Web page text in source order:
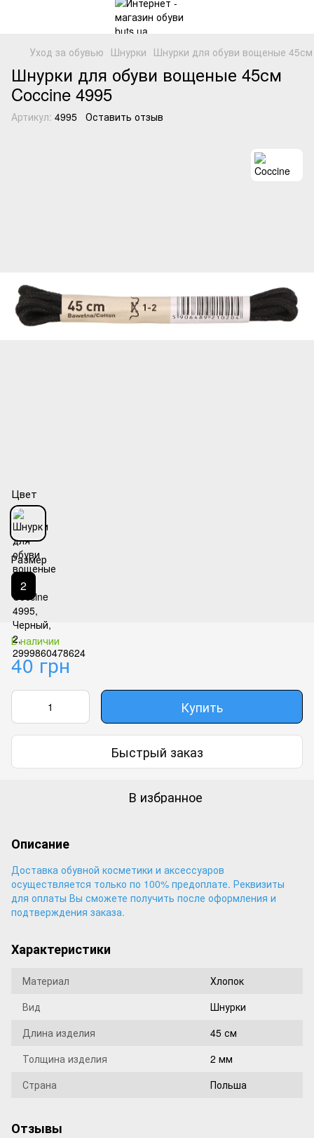
Уход за обувью Шнурки Шнурки для обуви вощеные
Шнурки для обуви вощеные 45см
Coccine 4995
Артикул: 4995 Оставить отзыв
Цвет
Размер
2
В наличии
40 грн
Купить
Быстрый заказ
В избранное
Описание
Доставка обувной косметики и аксессуаров
осуществляется только по 100% предоплате. Реквизиты
для оплаты Вы сможете получить после оформления и
подтверждения заказа.
Характеристики
Материал
Хлопок
Вид
Шнурки
Длина изделия
45 см
Толщина изделия
2 мм
Страна
Польша
Отзывы